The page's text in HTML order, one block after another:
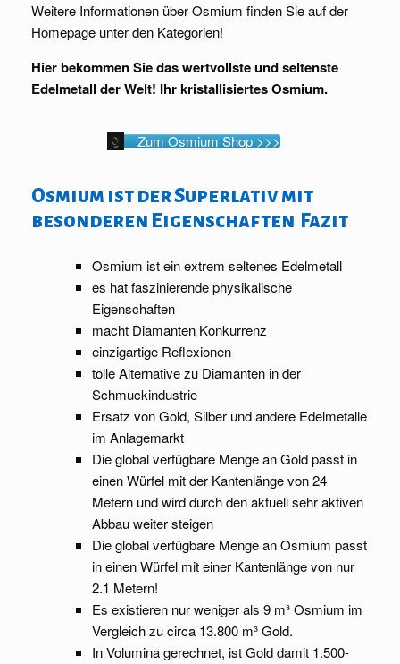
Weitere Informationen über Osmium finden Sie auf der
Homepage unter den Kategorien!
Hier bekommen Sie das wertvollste und seltenste
Edelmetall der Welt! Ihr kristallisiertes Osmium.
Zum Osmium Shop >>>
Osmium ist der Superlativ mit
besonderen Eigenschaften Fazit
Osmium ist ein extrem seltenes Edelmetall
es hat faszinierende physikalische
Eigenschaften
macht Diamanten Konkurrenz
einzigartige Reflexionen
tolle Alternative zu Diamanten in der
Schmuckindustrie
Ersatz von Gold, Silber und andere Edelmetalle
im Anlagemarkt
Die global verfügbare Menge an Gold passt in
einen Würfel mit der Kantenlänge von 24
Metern und wird durch den aktuell sehr aktiven
Abbau weiter steigen
Die global verfügbare Menge an Osmium passt
in einen Würfel mit einer Kantenlänge von nur
2.1 Metern!
Es existieren nur weniger als 9 m³ Osmium im
Vergleich zu circa 13.800 m³ Gold.
In Volumina gerechnet, ist Gold damit 1.500-